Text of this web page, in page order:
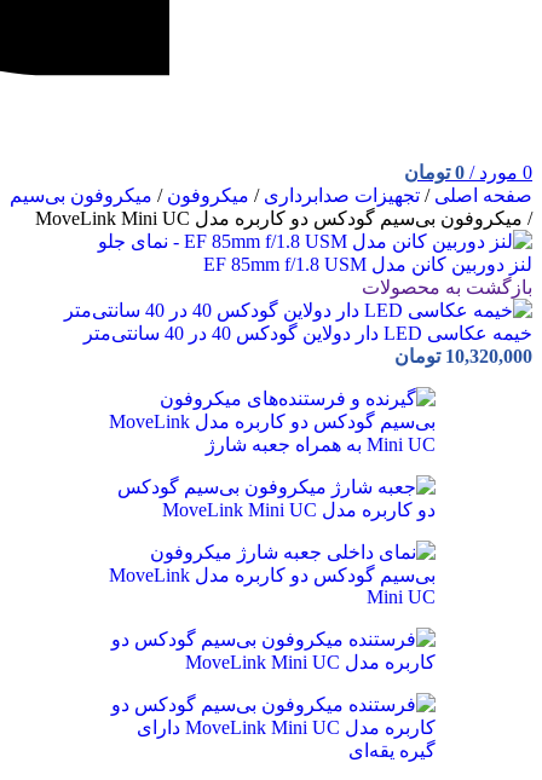
0 مورد /
0 تومان
صفحه اصلی / تجهیزات صدابرداری / میکروفون / میکروفون بی‌سیم
/ میکروفون بی‌سیم گودکس دو کاربره مدل MoveLink Mini UC
لنز دوربین کانن مدل EF 85mm f/1.8 USM
بازگشت به محصولات
خیمه عکاسی LED دار دولاین گودکس 40 در 40 سانتی‌متر
10,320,000 تومان